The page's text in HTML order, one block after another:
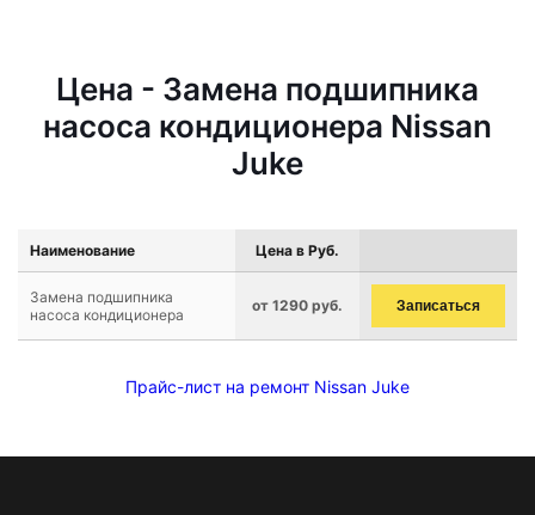
Цена - Замена подшипника
насоса кондиционера Nissan
Juke
Наименование Цена в Руб.
Замена подшипника
насоса кондиционера
от 1290 руб. Записаться
Прайс-лист на ремонт Nissan Juke